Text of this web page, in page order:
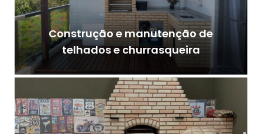
Construção e manutenção de
telhados e churrasqueira